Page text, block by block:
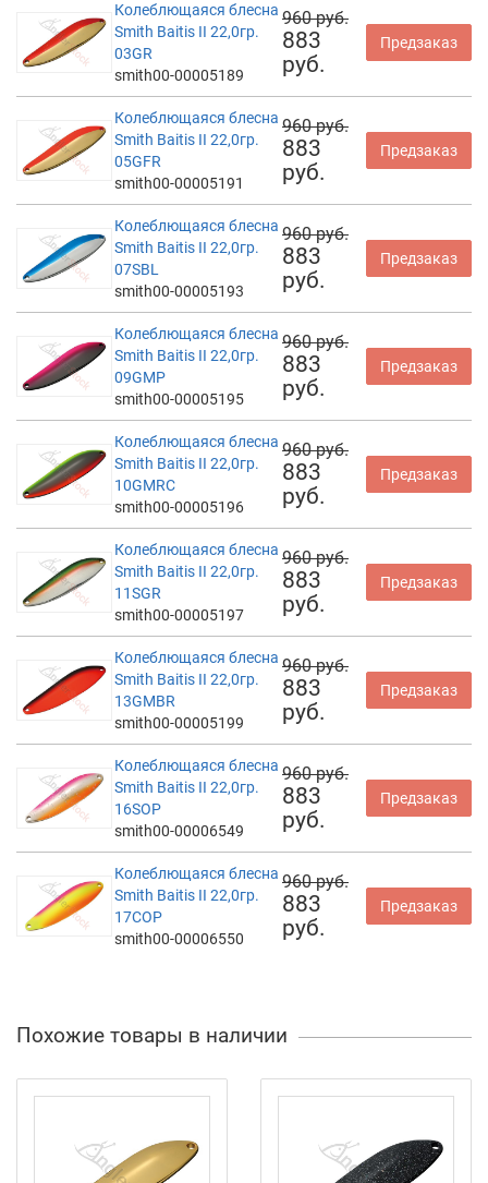
Колеблющаяся блесна
Smith Baitis II 22,0гр.
03GR
smith00-00005189
960 руб.
883
руб.
Предзаказ
Колеблющаяся блесна
Smith Baitis II 22,0гр.
05GFR
smith00-00005191
960 руб.
883
руб.
Предзаказ
Колеблющаяся блесна
Smith Baitis II 22,0гр.
07SBL
smith00-00005193
960 руб.
883
руб.
Предзаказ
Колеблющаяся блесна
Smith Baitis II 22,0гр.
09GMP
smith00-00005195
960 руб.
883
руб.
Предзаказ
Колеблющаяся блесна
Smith Baitis II 22,0гр.
10GMRC
smith00-00005196
960 руб.
883
руб.
Предзаказ
Колеблющаяся блесна
Smith Baitis II 22,0гр.
11SGR
smith00-00005197
960 руб.
883
руб.
Предзаказ
Колеблющаяся блесна
Smith Baitis II 22,0гр.
13GMBR
smith00-00005199
960 руб.
883
руб.
Предзаказ
Колеблющаяся блесна
Smith Baitis II 22,0гр.
16SOP
smith00-00006549
960 руб.
883
руб.
Предзаказ
Колеблющаяся блесна
Smith Baitis II 22,0гр.
17COP
smith00-00006550
960 руб.
883
руб.
Предзаказ
Похожие товары в наличии